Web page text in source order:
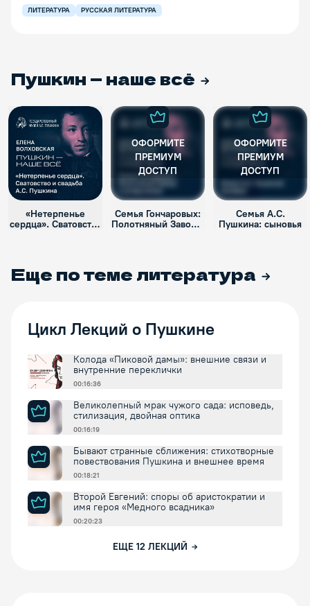
ЛИТЕРАТУРА РУССКАЯ ЛИТЕРАТУРА
Пушкин — наше всё
«Нетерпенье
сердца». Сватовство
ОФОРМИТЕ
ПРЕМИУМ
ДОСТУП
Семья Гончаровых:
Полотняный Завод и
ОФОРМИТЕ
ПРЕМИУМ
ДОСТУП
Семья А.С.
Пушкина: сыновья
Еще по теме литература
Цикл Лекций о Пушкине
Колода «Пиковой дамы»: внешние связи и
внутренние переклички
00:16:36
Великолепный мрак чужого сада: исповедь,
стилизация, двойная оптика
00:16:19
Бывают странные сближения: стихотворные
повествования Пушкина и внешнее время
00:18:21
Второй Евгений: споры об аристократии и
имя героя «Медного всадника»
00:20:23
ЕЩЕ 12 ЛЕКЦИЙ